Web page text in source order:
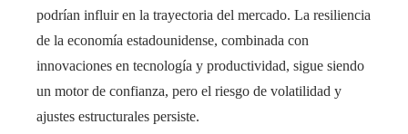
podrían influir en la trayectoria del mercado. La resiliencia
de la economía estadounidense, combinada con
innovaciones en tecnología y productividad, sigue siendo
un motor de confianza, pero el riesgo de volatilidad y
ajustes estructurales persiste.